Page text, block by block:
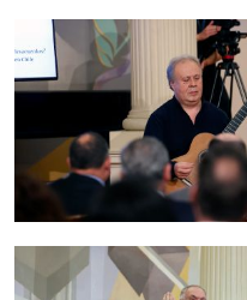
Zoom